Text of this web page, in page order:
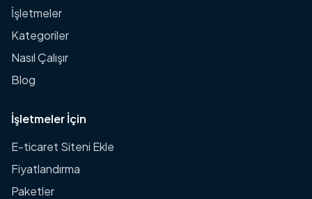
İşletmeler
Kategoriler
Nasıl Çalışır
Blog
İşletmeler İçin
E-ticaret Siteni Ekle
Fiyatlandırma
Paketler